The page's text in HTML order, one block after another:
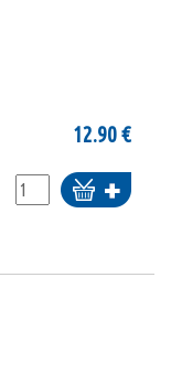
12.90€
Ajouter
au